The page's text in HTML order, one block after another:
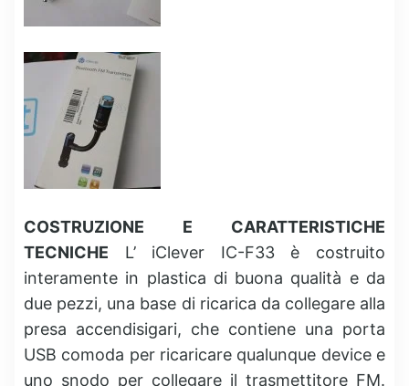
COSTRUZIONE E CARATTERISTICHE
TECNICHE L’ iClever IC-F33 è costruito
interamente in plastica di buona qualità e da
due pezzi, una base di ricarica da collegare alla
presa accendisigari, che contiene una porta
USB comoda per ricaricare qualunque device e
uno snodo per collegare il trasmettitore FM.